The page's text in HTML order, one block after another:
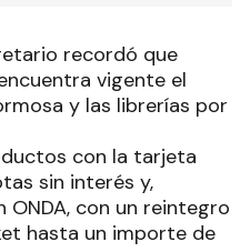
recordó que
vigente el
y las librerías por
con la tarjeta
sin interés y,
con un reintegro
hasta un importe de